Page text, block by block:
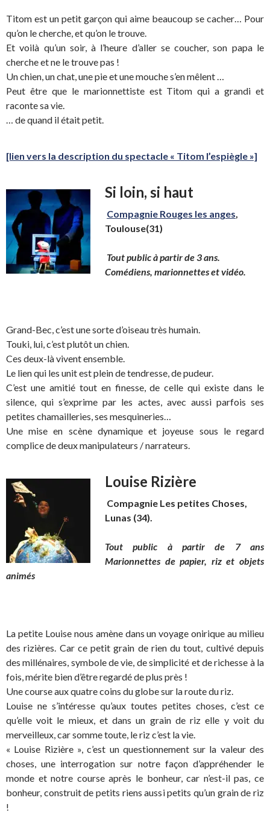
Titom est un petit garçon qui aime beaucoup se cacher… Pour
qu’on le cherche, et qu’on le trouve.
Et voilà qu’un soir, à l’heure d’aller se coucher, son papa le
cherche et ne le trouve pas !
Un chien, un chat, une pie et une mouche s’en mêlent …
Peut être que le marionnettiste est Titom qui a grandi et
raconte sa vie.
… de quand il était petit.
[lien vers la description du spectacle « Titom l’espiègle »]
Si loin, si haut
Compagnie Rouges les anges
Toulouse(31)
Tout public à partir de 3 ans.
Comédiens, marionnettes et vidéo.
Grand-Bec, c’est une sorte d’oiseau très humain.
Touki, lui, c’est plutôt un chien.
Ces deux-là vivent ensemble.
Le lien qui les unit est plein de tendresse, de pudeur.
C’est une amitié tout en finesse, de celle qui existe dans le
silence, qui s’exprime par les actes, avec aussi parfois ses
petites chamailleries, ses mesquineries…
Une mise en scène dynamique et joyeuse sous le regard
complice de deux manipulateurs / narrateurs.
Louise Rizière
Compagnie Les petites Choses,
Lunas (34).
Tout public à partir de 7 ans
Marionnettes de papier, riz et objets
animés
La petite Louise nous amène dans un voyage onirique au milieu
des rizières. Car ce petit grain de rien du tout, cultivé depuis
des millénaires, symbole de vie, de simplicité et de richesse à la
fois, mérite bien d’être regardé de plus près !
Une course aux quatre coins du globe sur la route du riz.
Louise ne s’intéresse qu’aux toutes petites choses, c’est ce
qu’elle voit le mieux, et dans un grain de riz elle y voit du
merveilleux, car somme toute, le riz c’est la vie.
« Louise Rizière », c’est un questionnement sur la valeur des
choses, une interrogation sur notre façon d’appréhender le
monde et notre course après le bonheur, car n’est-il pas, ce
bonheur, construit de petits riens aussi petits qu’un grain de riz
!